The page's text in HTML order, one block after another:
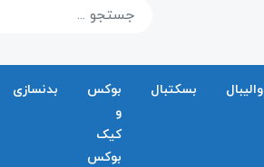
والیبال بسکتبال
بوکس
و
کیک
بوکس
بدنسازی